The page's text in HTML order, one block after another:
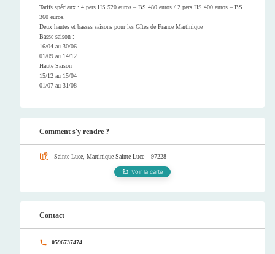
Tarifs spéciaux : 4 pers HS 520 euros – BS 480 euros / 2 pers HS 400 euros – BS
360 euros.
Deux hautes et basses saisons pour les Gîtes de France Martinique
Basse saison :
16/04 au 30/06
01/09 au 14/12
Haute Saison
15/12 au 15/04
01/07 au 31/08
Comment s'y rendre ?
Sainte-Luce, Martinique Sainte-Luce – 97228
Voir la carte
Contact
0596737474